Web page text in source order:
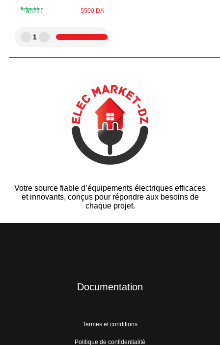
5500 DA
1
Votre source fiable d’équipements électriques efficaces
et innovants, conçus pour répondre aux besoins de
chaque projet.
Documentation
Termes et conditions
Politique de confidentialité